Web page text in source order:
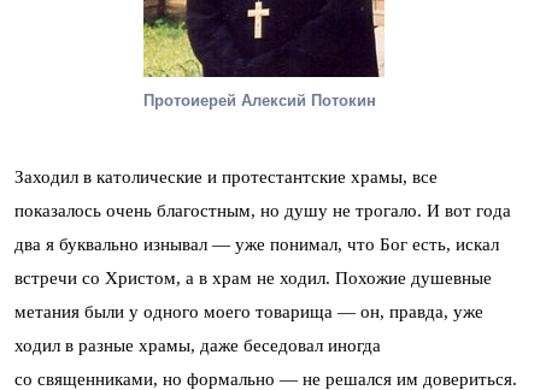
Протоиерей Алексий Потокин
Заходил в католические и протестантские храмы, все
показалось очень благостным, но душу не трогало. И вот года
два я буквально изнывал — уже понимал, что Бог есть, искал
встречи со Христом, а в храм не ходил. Похожие душевные
метания были у одного моего товарища — он, правда, уже
ходил в разные храмы, даже беседовал иногда
со священниками, но формально — не решался им довериться.